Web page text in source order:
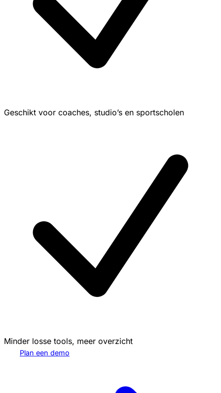
Geschikt voor coaches, studio’s en sportscholen
Minder losse tools, meer overzicht
Plan een demo